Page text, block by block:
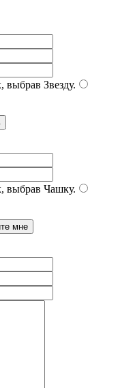
выбрав Звезду.
выбрав Чашку.